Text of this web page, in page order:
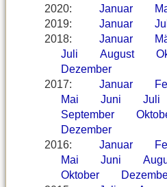
2020: Januar
2019: Januar
2018: Januar
Juli
August
Dezember
2017: Januar
Mai
Juni Juli
September
Dezember
2016: Januar
Mai
Juni
Oktober